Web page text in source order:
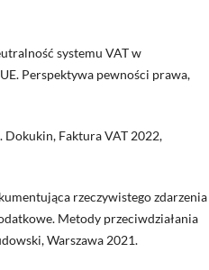
systemu VAT w
Perspektywa pewności prawa,
Dokukin, Faktura VAT 2022,
rzeczywistego zdarzenia
Metody przeciwdziałania
Warszawa 2021.